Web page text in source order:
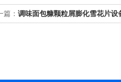
篇： 调味面包糠颗粒屑膨化雪花片设